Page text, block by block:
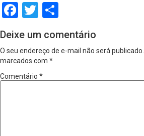
Facebook
Twitter
Deixe um comentário
O seu endereço de e-mail não será publicado.
marcados com *
Comentário *